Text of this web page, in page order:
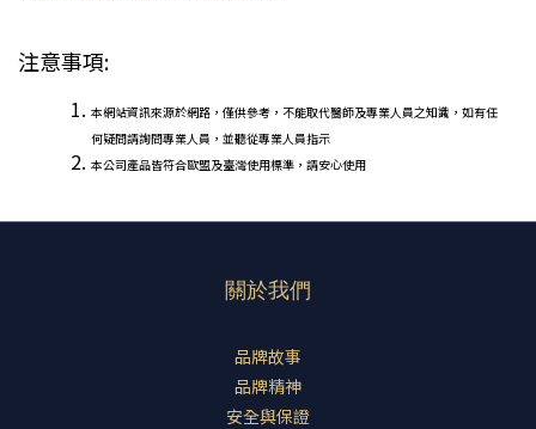
注意事項:
本網站資訊來源於網路，僅供參考，不能取代醫師及專業人員之知識，如有任
何疑問請詢問專業人員，並聽從專業人員指示
本公司產品皆符合歐盟及臺灣使用標準，請安心使用
關於我們
品牌故事
品牌精神
安全與保證